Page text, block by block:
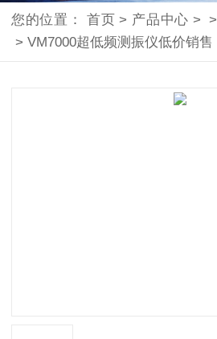
您的位置：首页 > 产品中心 > >
> VM7000超低频测振仪低价销售